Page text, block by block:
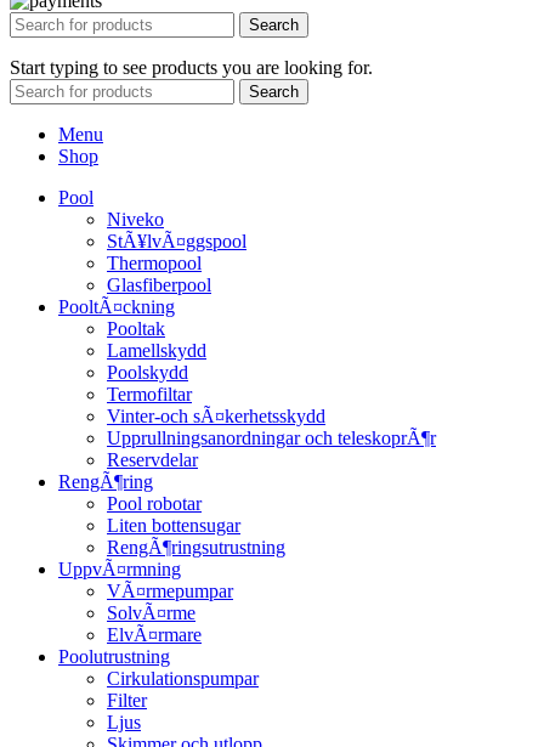
Search
Start typing to see products you are looking for.
Search
Menu
Shop
Pool
Niveko
StÃ¥lvÃ¤ggspool
Thermopool
Glasfiberpool
PooltÃ¤ckning
Pooltak
Lamellskydd
Poolskydd
Termofiltar
Vinter-och sÃ¤kerhetsskydd
Upprullningsanordningar och teleskoprÃ¶r
Reservdelar
RengÃ¶ring
Pool robotar
Liten bottensugar
RengÃ¶ringsutrustning
UppvÃ¤rmning
VÃ¤rmepumpar
SolvÃ¤rme
ElvÃ¤rmare
Poolutrustning
Cirkulationspumpar
Filter
Ljus